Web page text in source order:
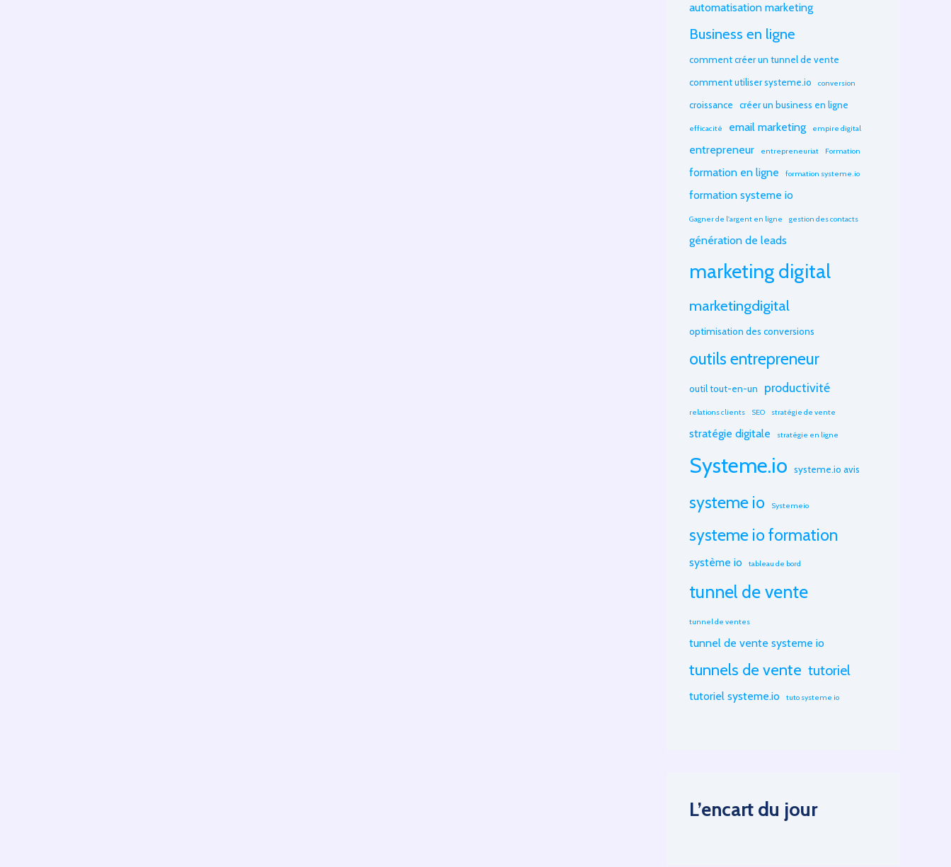
automatisation marketing
Business en ligne
comment créer un tunnel de vente
comment utiliser systeme.io
conversion
croissance créer un business en ligne
efficacité email marketing empire digital
entrepreneur entrepreneuriat Formation
formation en ligne formation systeme.io
formation systeme io
Gagner de l'argent en ligne gestion des contacts
génération de leads
marketing digital
marketingdigital
optimisation des conversions
outils entrepreneur
outil tout-en-un productivité
relations clients SEO stratégie de vente
stratégie digitale stratégie en ligne
Systeme.io systeme.io avis
systeme io Systemeio
systeme io formation
système io tableau de bord
tunnel de vente
tunnel de ventes
tunnel de vente systeme io
tunnels de vente tutoriel
tutoriel systeme.io tuto systeme io
L’encart du jour